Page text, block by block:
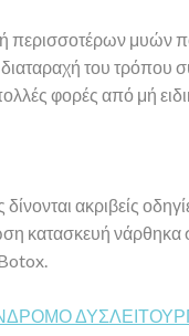
περισσοτέρων μυών
του τρόπου
φορές από μή
ακριβείς
κατασκευή νάρθηκα